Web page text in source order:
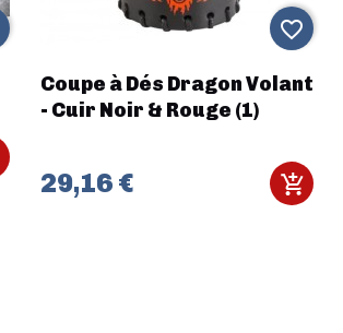
Coupe à Dés Dragon Volant
- Cuir Noir & Rouge (1)
29,16 €
favorite_border